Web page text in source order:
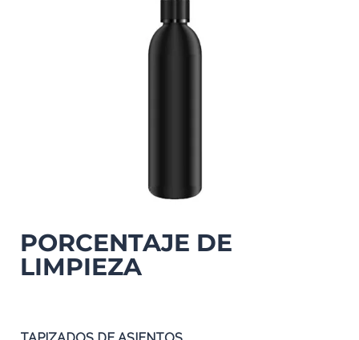
PORCENTAJE DE
LIMPIEZA